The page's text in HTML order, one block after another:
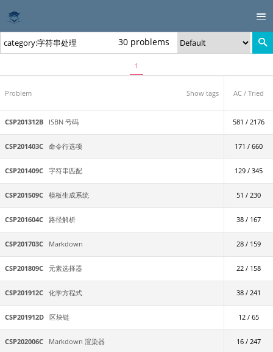
30 problems
1
Problem Show tags AC / Tried
CSP201312B ISBN 号码 581 / 2176
CSP201403C 命令行选项 171 / 660
CSP201409C 字符串匹配 129 / 345
CSP201509C 模板生成系统 51 / 230
CSP201604C 路径解析 38 / 167
CSP201703C Markdown 28 / 159
CSP201809C 元素选择器 22 / 158
CSP201912C 化学方程式 38 / 241
CSP201912D 区块链 12 / 65
CSP202006C Markdown 渲染器 16 / 247